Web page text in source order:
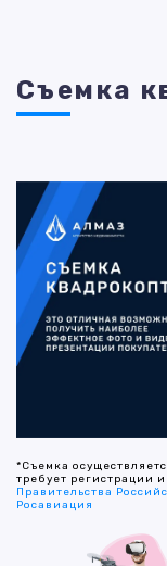
Съемка
*Съемка
требует регистрации
Правительства
Росавиация